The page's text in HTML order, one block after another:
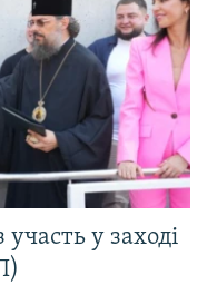
у заході